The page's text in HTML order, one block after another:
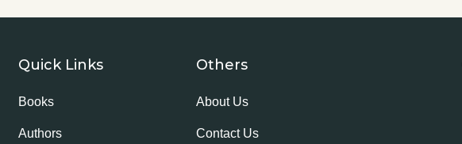
Quick Links
Books
Authors
Others
About Us
Contact Us